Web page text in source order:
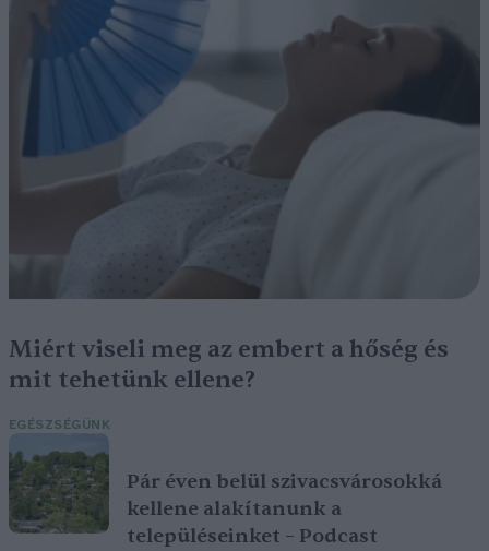
Miért viseli meg az embert a hőség és
mit tehetünk ellene?
EGÉSZSÉGÜNK
Pár éven belül szivacsvárosokká
kellene alakítanunk a
településeinket – Podcast